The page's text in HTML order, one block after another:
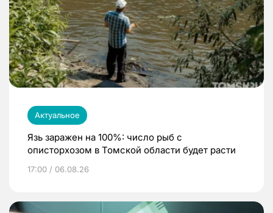
Актуальное
Язь заражен на 100%: число рыб с
описторхозом в Томской области будет расти
17:00 / 06.08.26